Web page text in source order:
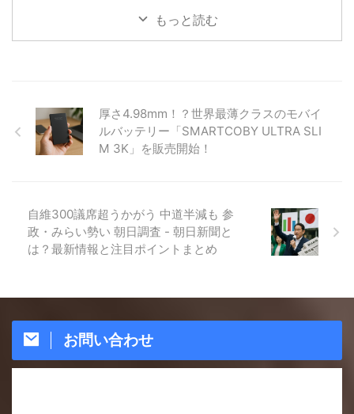
もっと読む
厚さ4.98mm！？世界最薄クラスのモバイ
ルバッテリー「SMARTCOBY ULTRA SLI
M 3K」を販売開始！
自維300議席超うかがう 中道半減も 参
政・みらい勢い 朝日調査 - 朝日新聞と
は？最新情報と注目ポイントまとめ
お問い合わせ